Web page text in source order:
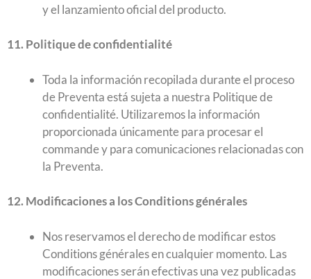
y el lanzamiento oficial del producto.
11. Politique de confidentialité
Toda la información recopilada durante el proceso
de Preventa está sujeta a nuestra Politique de
confidentialité. Utilizaremos la información
proporcionada únicamente para procesar el
commande y para comunicaciones relacionadas con
la Preventa.
12. Modificaciones a los Conditions générales
Nos reservamos el derecho de modificar estos
Conditions générales en cualquier momento. Las
modificaciones serán efectivas una vez publicadas